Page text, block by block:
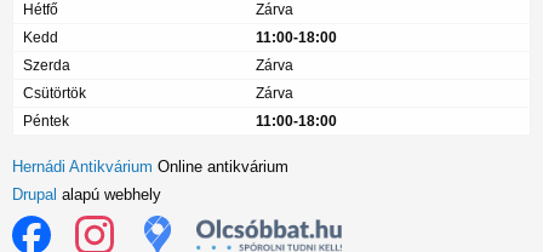
Hétfő
Zárva
Kedd
11:00-18:00
Szerda
Zárva
Csütörtök
Zárva
Péntek
11:00-18:00
Hernádi Antikvárium Online antikvárium
Drupal alapú webhely